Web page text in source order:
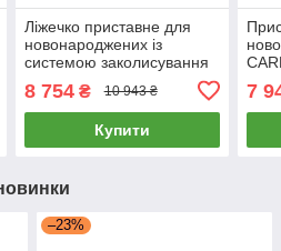
Ліжечко приставне для
новонароджених із
системою заколисування
CRL-10304 Anchor Grey
Сіре
8 754₴ 10 943 ₴
Купити
7
–23%